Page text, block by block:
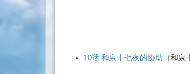
10话 和泉十七夜的协助 （和泉